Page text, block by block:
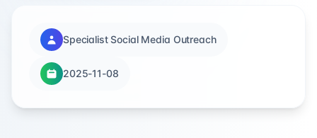
Specialist Social Media Outreach
2025-11-08